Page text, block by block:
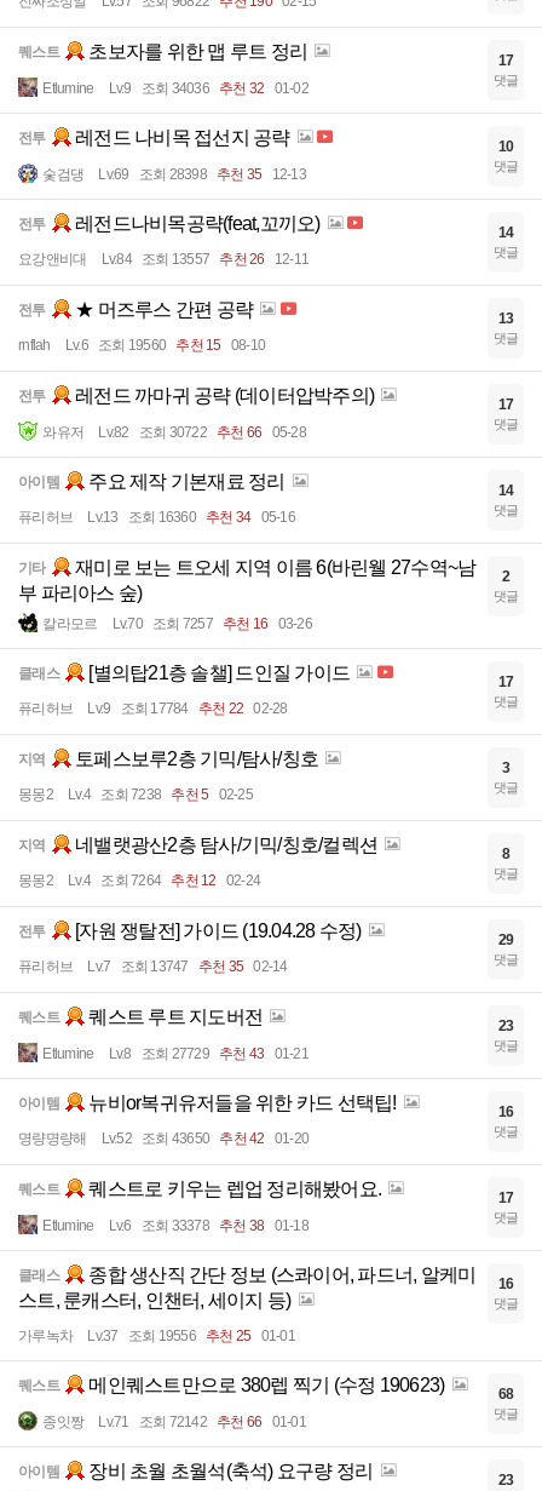
퀘스트 초보자를 위한 맵 루트 정리
Etlumine Lv.9 조회 34036 추천 32 01-02
17
댓글
전투 레전드 나비목 접선지 공략
숯검댕 Lv.69 조회 28398 추천 35 12-13
10
댓글
전투 레전드나비목공략(feat,꼬끼오)
요강앤비대 Lv.84 조회 13557 추천 26 12-11
14
댓글
전투 ★ 머즈루스 간편 공략
rnflah Lv.6 조회 19560 추천 15 08-10
13
댓글
전투 레전드 까마귀 공략 (데이터압박주의)
와유저 Lv.82 조회 30722 추천 66 05-28
17
댓글
아이템 주요 제작 기본재료 정리
퓨리허브 Lv.13 조회 16360 추천 34 05-16
14
댓글
기타
재미로 보는 트오세 지역 이름 6(바린웰 27수역~남
부 파리아스 숲)
칼라모르 Lv.70 조회 7257 추천 16 03-26
2
댓글
클래스 [별의탑21층 솔챌] 드인질 가이드
퓨리허브 Lv.9 조회 17784 추천 22 02-28
17
댓글
지역 토페스보루2층 기믹/탐사/칭호
몽몽2 Lv.4 조회 7238 추천 5 02-25
3
댓글
지역 네밸랫광산2층 탐사/기믹/칭호/컬렉션
몽몽2 Lv.4 조회 7264 추천 12 02-24
8
댓글
전투 [자원 쟁탈전] 가이드 (19.04.28 수정)
퓨리허브 Lv.7 조회 13747 추천 35 02-14
29
댓글
퀘스트 퀘스트 루트 지도버전
Etlumine Lv.8 조회 27729 추천 43 01-21
23
댓글
아이템 뉴비or복귀유저들을 위한 카드 선택팁!
명량명량해 Lv.52 조회 43650 추천 42 01-20
16
댓글
퀘스트 퀘스트로 키우는 렙업 정리해봤어요.
Etlumine Lv.6 조회 33378 추천 38 01-18
17
댓글
클래스
종합 생산직 간단 정보 (스콰이어, 파드너, 알케미
스트, 룬캐스터, 인챈터, 세이지 등)
가루녹차 Lv.37 조회 19556 추천 25 01-01
16
댓글
퀘스트 메인퀘스트만으로 380렙 찍기 (수정 190623)
종잇짱 Lv.71 조회 72142 추천 66 01-01
68
댓글
아이템 장비 초월 초월석(축석) 요구량 정리 23